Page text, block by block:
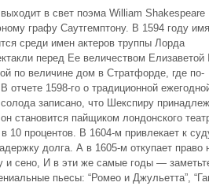
в свет поэма William Shakespeare
графу Саутгемптону. В 1594 году имя
среди имен актеров труппы Лорда
перед Ее величеством Елизаветой
по величине дом в Стратфорде, где по-
отчете 1598-го о традиционной
записано, что Шекспиру
становится пайщиком лондонского
10 процентов. В 1604-м привлекает к
долга. А в 1605-м откупает право
и сено, И в эти же самые годы —
пьесы: “Ромео и Джульетта”,